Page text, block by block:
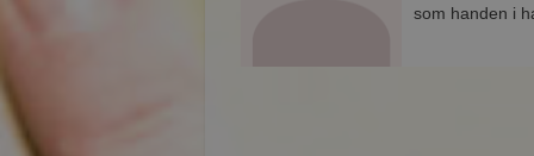
som handen i